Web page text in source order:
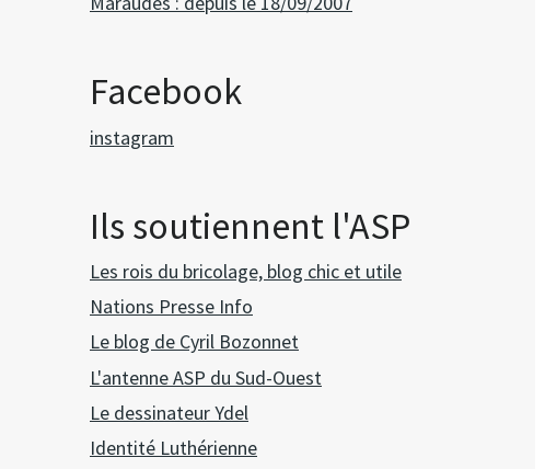
Facebook
instagram
Ils soutiennent l'ASP
Les rois du bricolage, blog chic et utile
Nations Presse Info
Le blog de Cyril Bozonnet
L'antenne ASP du Sud-Ouest
Le dessinateur Ydel
Identité Luthérienne